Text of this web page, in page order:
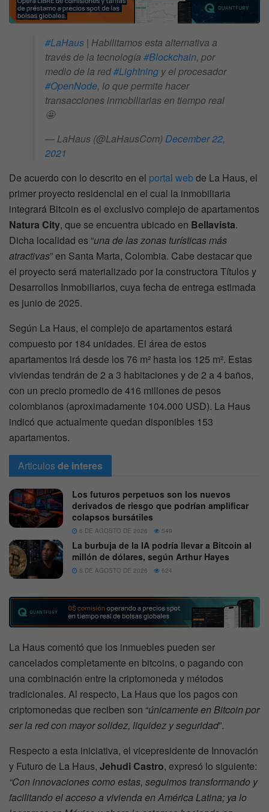
#LaHaus | Habilitamos esta alternativa a
través de la tecnología #Blockchain, por
medio de la red#Lightning y el procesador
#OpenNode, lo que permite hacer
transacciones inmobiliarias en tiempo real
🤩
— LaHaus (@LaHausCom) December 22,
2021
De acuerdo con lo descrito en el portal webde La Haus, el
primer proyecto residencial en el cual la inmobiliaria
integrará Bitcoin es el exclusivo complejo de apartamentos
Natura City, que se encuentra ubicado en Bellavista.
Dicha localidad es “una de las zonas turísticas más
atractivas” en Santa Marta, Colombia. Cabe destacar que
el proyecto será materializado por la constructora Títulos y
Desarrollos Inmobiliarios, cuya fecha de entrega estimada
es junio de 2025.
Según La Haus, el complejo de apartamentos estará
compuesto por 184 unidades. El área de estos
apartamentos irá desde los 76 m² hasta los 125 m². Estas
viviendas tendrán de 2 a 3 habitaciones y de 2 a 4 baños,
con un precio promedio de 416 millones de pesos
colombianos (aproximadamente 104.000 USD). La Haus
indicó que actualmente quedan disponibles 153
apartamentos.
Articulosde interes
Los futuros perpetuos son los nuevos
derivados de riesgo que podrían amplificar
colapsos bursátiles
6 DE AGOSTO DE 2026 549
La burbuja de la IA podría llevar a Bitcoin al
millón de dólares, según Arthur Hayes
5 DE AGOSTO DE 2026 624
La Haus comentó que los inmuebles pueden ser
cancelados completamente en bitcoins, o pagando con
una combinación entre la criptomoneda y métodos
tradicionales. Al respecto, La Haus que los pagos con
criptomonedas que reciben son “únicamente en Bitcoin por
ser la red con mayor solidez, liquidez y seguridad”.
Respecto a esta iniciativa, el vicepresidente de Innovación
y Futuro de La Haus, Jehudi Castro, expresó lo siguiente:
“Con innovaciones como estas, seguimos transformando y
facilitando el acceso a vivienda en América Latina; ya lo